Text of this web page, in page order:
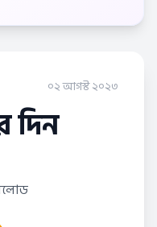
০২ আগস্ট ২০২৩
দিন